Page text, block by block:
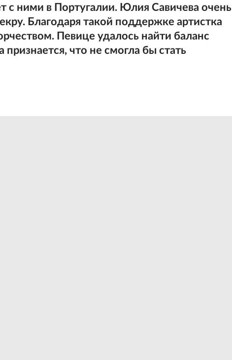
ними в Португалии. Юлия Савичева очень
Благодаря такой поддержке артистка
Певице удалось найти баланс
что не смогла бы стать